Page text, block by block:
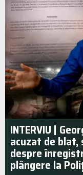
INTERVIU |
acuzat de blat,
despre
plângere la